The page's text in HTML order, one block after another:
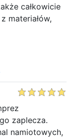
całkowicie
materiałów,
zaplecza.
namiotowych,